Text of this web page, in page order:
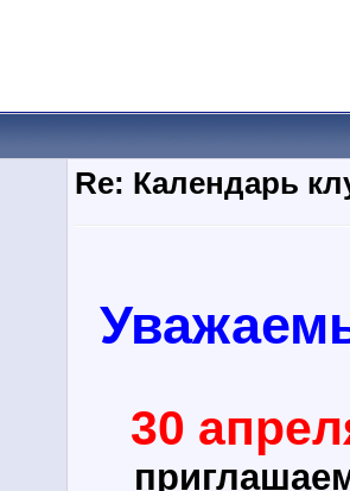
Re: Календарь
30